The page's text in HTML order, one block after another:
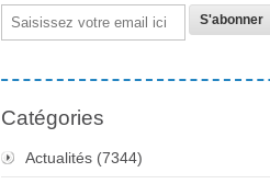
Email
Catégories
Actualités (7344)